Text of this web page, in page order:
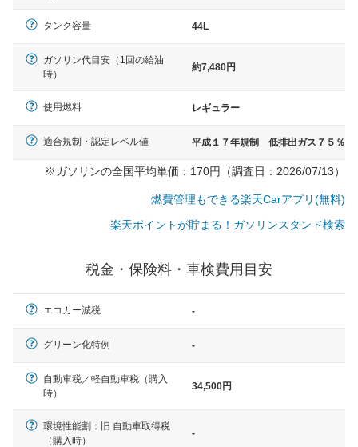
タンク容量 44L
ガソリン代目安（1回の給油
時）
約7,480円
使用燃料 レギュラー
適合規制・認定レベル値 平成１７年規制 低排出ガス７５％
※ガソリンの全国平均単価：170円（調査日：2026/07/13）
燃費管理もできる楽天Carアプリ(無料)
楽天ポイントが貯まる！ガソリンスタンド検索
税金・保険料・車検費用目安
エコカー減税 -
グリーン化特例 -
自動車税／軽自動車税（購入
時）
34,500円
環境性能割：旧 自動車取得税
（購入時）
-